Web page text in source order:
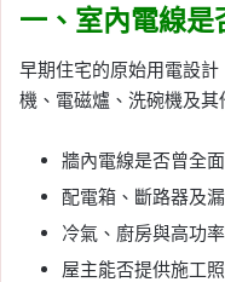
一、室內電線是
早期住宅的原始用電設
機、電磁爐、洗碗機及其
牆內電線是否曾全
配電箱、斷路器及
冷氣、廚房與高功
屋主能否提供施工